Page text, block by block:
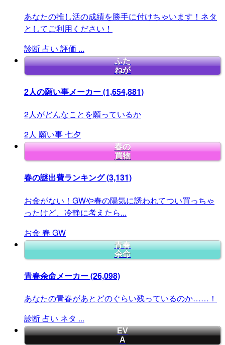
あなたの推し活の成績を勝手に付けちゃいます！ネタ
としてご利用ください！
診断 占い 評価 ...
ふた
ねが
2人の願い事メーカー(1,654,881)
2人がどんなことを願っているか
2人 願い事七夕
春の
買物
春の謎出費ランキング(3,131)
お金がない！GWや春の陽気に誘われてつい買っちゃ
ったけど、冷静に考えたら...
お金 春 GW
青春
余命
青春余命メーカー(26,098)
あなたの青春があとどのぐらい残っているのか……！
診断 占い ネタ ...
EV
A